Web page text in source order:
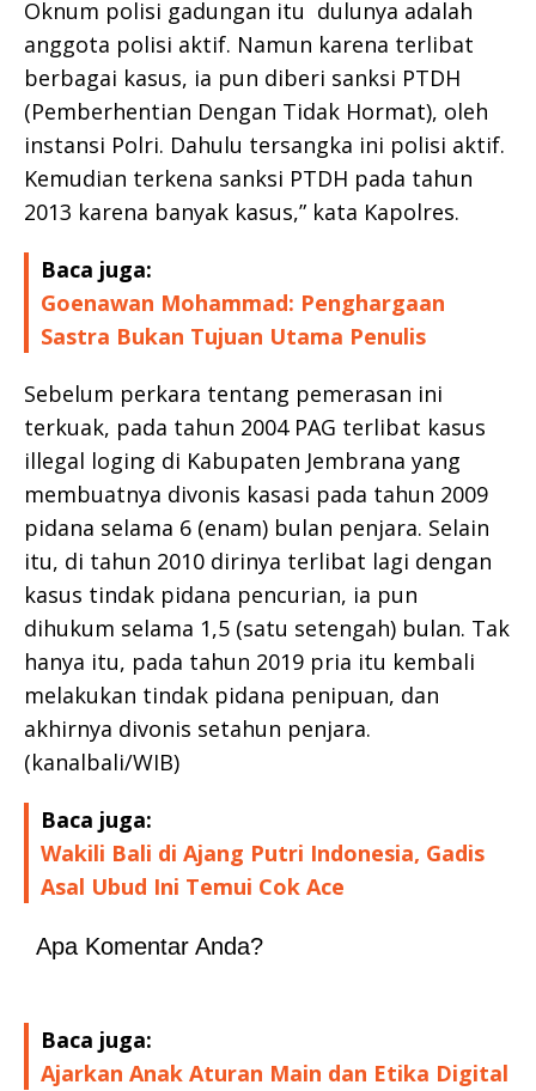
Oknum polisi gadungan itu dulunya adalah
anggota polisi aktif. Namun karena terlibat
berbagai kasus, ia pun diberi sanksi PTDH
(Pemberhentian Dengan Tidak Hormat), oleh
instansi Polri. Dahulu tersangka ini polisi aktif.
Kemudian terkena sanksi PTDH pada tahun
2013 karena banyak kasus,” kata Kapolres.
Baca juga:
Goenawan Mohammad: Penghargaan
Sastra Bukan Tujuan Utama Penulis
Sebelum perkara tentang pemerasan ini
terkuak, pada tahun 2004 PAG terlibat kasus
illegal loging di Kabupaten Jembrana yang
membuatnya divonis kasasi pada tahun 2009
pidana selama 6 (enam) bulan penjara. Selain
itu, di tahun 2010 dirinya terlibat lagi dengan
kasus tindak pidana pencurian, ia pun
dihukum selama 1,5 (satu setengah) bulan. Tak
hanya itu, pada tahun 2019 pria itu kembali
melakukan tindak pidana penipuan, dan
akhirnya divonis setahun penjara.
(kanalbali/WIB)
Baca juga:
Wakili Bali di Ajang Putri Indonesia, Gadis
Asal Ubud Ini Temui Cok Ace
Apa Komentar Anda?
Baca juga:
Ajarkan Anak Aturan Main dan Etika Digital